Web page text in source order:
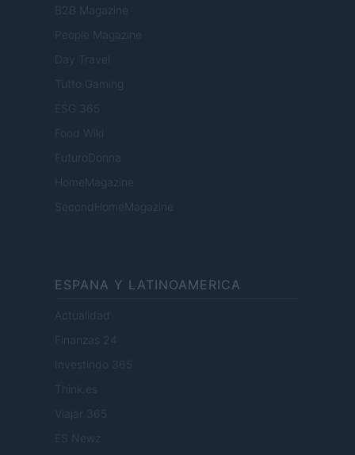
B2B Magazine
People Magazine
Day Travel
Tutto Gaming
ESG 365
Food Wiki
FuturoDonna
HomeMagazine
SecondHomeMagazine
ESPANA Y LATINOAMERICA
Actualidad
Finanzas 24
Investindo 365
Think.es
Viajar 365
ES Newz